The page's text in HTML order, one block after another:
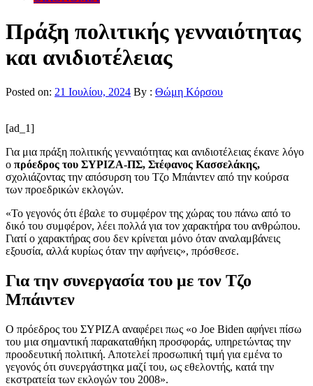
Πράξη πολιτικής γενναιότητας
και ανιδιοτέλειας
Posted on: 21 Ιουλίου, 2024 By : Θώμη Κόρσου
[ad_1]
Για μια πράξη πολιτικής γενναιότητας και ανιδιοτέλειας έκανε λόγο
ο πρόεδρος του ΣΥΡΙΖΑ-ΠΣ, Στέφανος Κασσελάκης,
σχολιάζοντας την απόσυρση του Τζο Μπάιντεν από την κούρσα
των προεδρικών εκλογών.
«Το γεγονός ότι έβαλε το συμφέρον της χώρας του πάνω από το
δικό του συμφέρον, λέει πολλά για τον χαρακτήρα του ανθρώπου.
Γιατί ο χαρακτήρας σου δεν κρίνεται μόνο όταν αναλαμβάνεις
εξουσία, αλλά κυρίως όταν την αφήνεις», πρόσθεσε.
Για την συνεργασία του με τον Τζο
Μπάιντεν
Ο πρόεδρος του ΣΥΡΙΖΑ αναφέρει πως «ο Joe Biden αφήνει πίσω
του μια σημαντική παρακαταθήκη προσφοράς, υπηρετώντας την
προοδευτική πολιτική. Αποτελεί προσωπική τιμή για εμένα το
γεγονός ότι συνεργάστηκα μαζί του, ως εθελοντής, κατά την
εκστρατεία των εκλογών του 2008».